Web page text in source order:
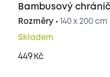
Rozměry • 140 x 200 cm
Skladem
449 Kč